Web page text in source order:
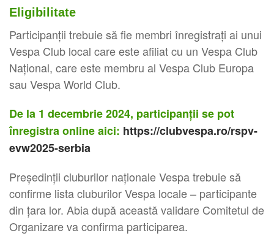
Eligibilitate
Participanții trebuie să fie membri înregistrați ai unui
Vespa Club local care este afiliat cu un Vespa Club
Național, care este membru al Vespa Club Europa
sau Vespa World Club.
De la 1 decembrie 2024, participanții se pot
înregistra online aici: https://clubvespa.ro/rspv-
evw2025-serbia
Președinții cluburilor naționale Vespa trebuie să
confirme lista cluburilor Vespa locale – participante
din țara lor. Abia după această validare Comitetul de
Organizare va confirma participarea.